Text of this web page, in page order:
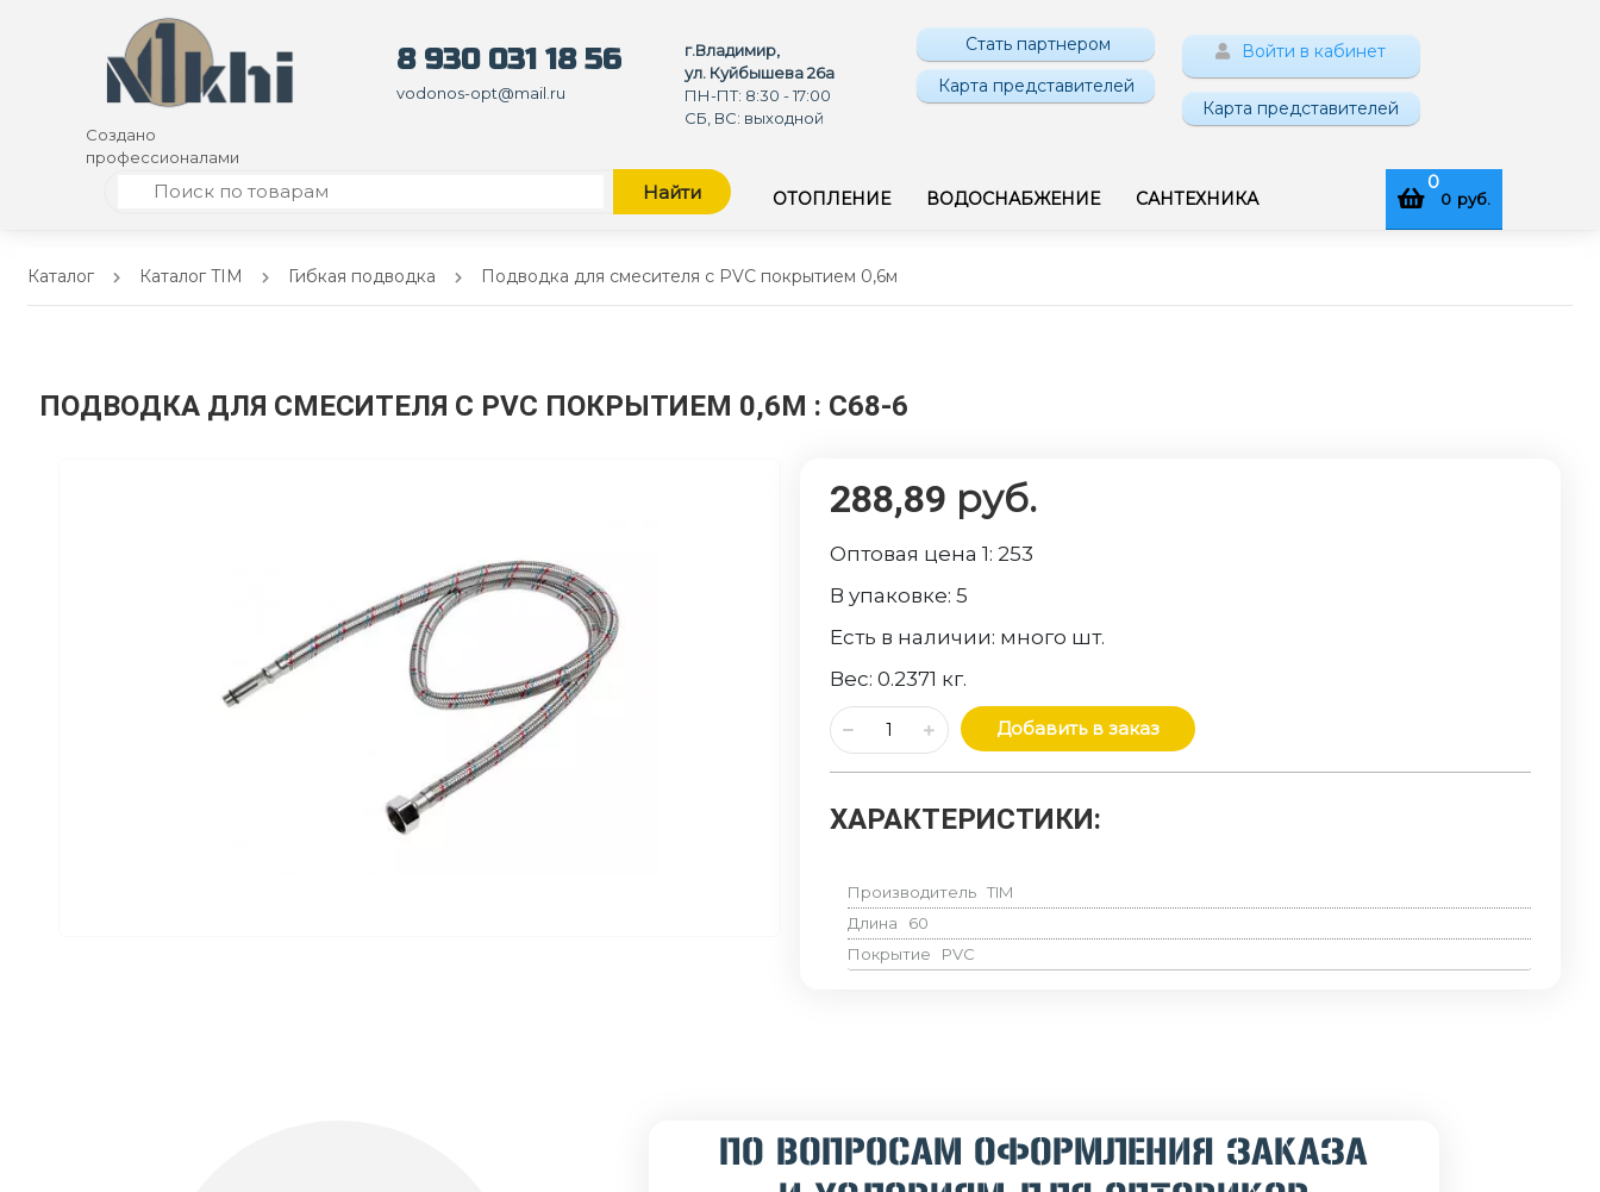
Создано
профессионалами
8 930 031 18 56
vodonos-opt@mail.ru
г.Владимир,
ул. Куйбышева 26а
ПН-ПТ: 8:30 - 17:00
СБ, ВС: выходной
Стать партнером
Карта представителей
Войти в кабинет
Карта представителей
Найти ОТОПЛЕНИЕ ВОДОСНАБЖЕНИЕ САНТЕХНИКА
0
0 руб.
Каталог Каталог TIM Гибкая подводка Подводка для смесителя с PVC покрытием 0,6м
ПОДВОДКА ДЛЯ СМЕСИТЕЛЯ С PVC ПОКРЫТИЕМ 0,6М : C68-6
288,89 руб.
Оптовая цена 1: 253
В упаковке: 5
Есть в наличии: много шт.
Вес: 0.2371 кг.
Добавить в заказ
ХАРАКТЕРИСТИКИ:
Производитель TIM
Длина
60
Покрытие
PVC
ПО ВОПРОСАМ ОФОРМЛЕНИЯ ЗАКАЗА